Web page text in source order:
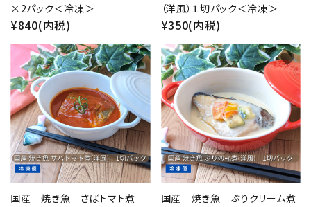
×2パック＜冷凍＞
¥840(内税)
（洋風）１切パック＜冷凍＞
¥350(内税)
国産 焼き魚 さばトマト煮
favorite
国産 焼き魚 ぶりクリーム煮
favorite